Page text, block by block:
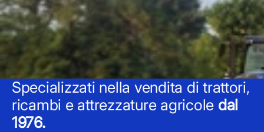
Specializzati nella vendita di trattori,
ricambi e attrezzature agricole dal
1976.